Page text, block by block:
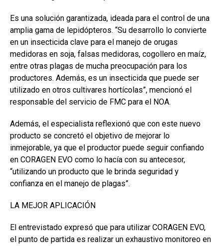
Es una solución garantizada, ideada para el control de una
amplia gama de lepidópteros. “Su desarrollo lo convierte
en un insecticida clave para el manejo de orugas
medidoras en soja, falsas medidoras, cogollero en maíz,
entre otras plagas de mucha preocupación para los
productores. Además, es un insecticida que puede ser
utilizado en otros cultivares hortícolas”, mencionó el
responsable del servicio de FMC para el NOA.
Además, el especialista reflexionó que con este nuevo
producto se concretó el objetivo de mejorar lo
inmejorable, ya que el productor puede seguir confiando
en CORAGEN EVO como lo hacía con su antecesor,
“utilizando un producto que le brinda seguridad y
confianza en el manejo de plagas”.
LA MEJOR APLICACIÓN
El entrevistado expresó que para utilizar CORAGEN EVO,
el punto de partida es realizar un exhaustivo monitoreo en